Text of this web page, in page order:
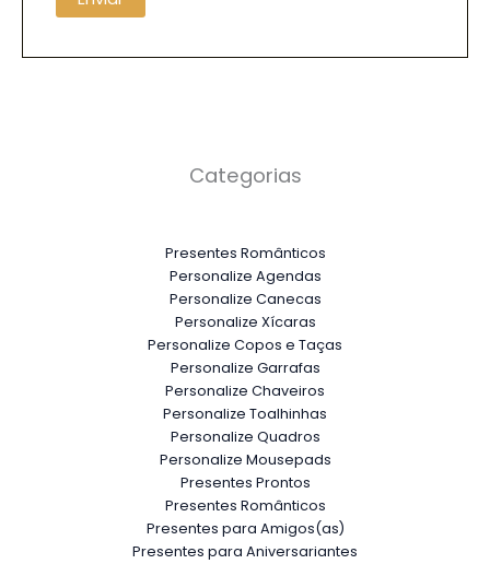
Categorias
Presentes Românticos
Personalize Agendas
Personalize Canecas
Personalize Xícaras
Personalize Copos e Taças
Personalize Garrafas
Personalize Chaveiros
Personalize Toalhinhas
Personalize Quadros
Personalize Mousepads
Presentes Prontos
Presentes Românticos
Presentes para Amigos(as)
Presentes para Aniversariantes